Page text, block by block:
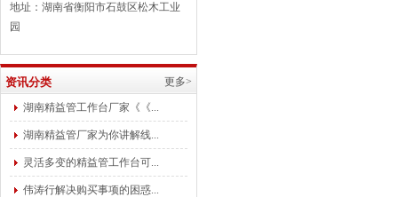
地址：湖南省衡阳市石鼓区松木工业
园
资讯分类 更多>
湖南精益管工作台厂家《《...
湖南精益管厂家为你讲解线...
灵活多变的精益管工作台可...
伟涛行解决购买事项的困惑...